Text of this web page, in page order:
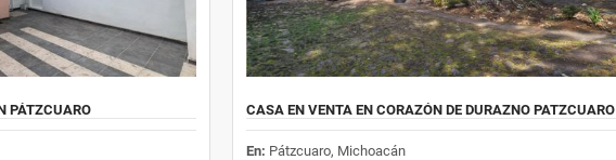
PÁTZCUARO CASA EN VENTA EN CORAZÓN DE DURAZNO PATZCUARO
En: Pátzcuaro, Michoacán